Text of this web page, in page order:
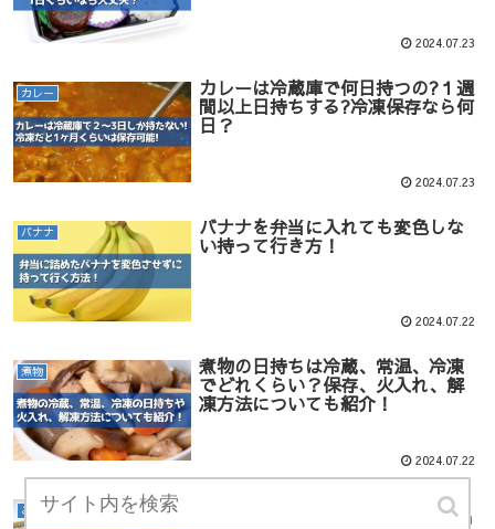
2024.07.23
カレー カレーは冷蔵庫で何日持つの?１週
間以上日持ちする?冷凍保存なら何
日？
2024.07.23
バナナ バナナを弁当に入れても変色しな
い持って行き方！
2024.07.22
煮物 煮物の日持ちは冷蔵、常温、冷凍
でどれくらい？保存、火入れ、解
凍方法についても紹介！
2024.07.22
ご飯 炊き込みご飯の素が賞味期限切れ
から1か月だけど使える？ちょい足